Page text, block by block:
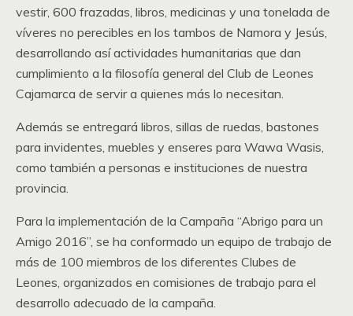
vestir, 600 frazadas, libros, medicinas y una tonelada de
víveres no perecibles en los tambos de Namora y Jesús,
desarrollando así actividades humanitarias que dan
cumplimiento a la filosofía general del Club de Leones
Cajamarca de servir a quienes más lo necesitan.
Además se entregará libros, sillas de ruedas, bastones
para invidentes, muebles y enseres para Wawa Wasis,
como también a personas e instituciones de nuestra
provincia.
Para la implementación de la Campaña “Abrigo para un
Amigo 2016”, se ha conformado un equipo de trabajo de
más de 100 miembros de los diferentes Clubes de
Leones, organizados en comisiones de trabajo para el
desarrollo adecuado de la campaña.